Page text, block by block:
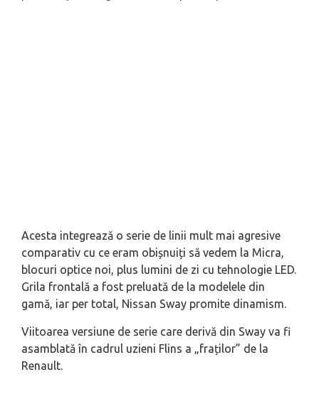
Acesta integrează o serie de linii mult mai agresive
comparativ cu ce eram obișnuiți să vedem la Micra,
blocuri optice noi, plus lumini de zi cu tehnologie LED.
Grila frontală a fost preluată de la modelele din
gamă, iar per total, Nissan Sway promite dinamism.
Viitoarea versiune de serie care derivă din Sway va fi
asamblată în cadrul uzieni Flins a „fraților” de la
Renault.